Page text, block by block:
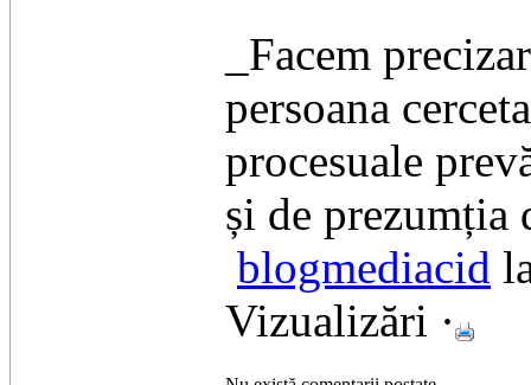
_Facem
persoana
procesuale
și de prezumția
blogmediacid
Vizualizări ·